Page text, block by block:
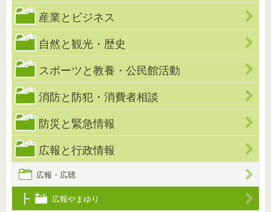
産業とビジネス
自然と観光・歴史
スポーツと教養・公民館活動
消防と防犯・消費者相談
防災と緊急情報
広報と行政情報
広報・広聴
広報やまゆり